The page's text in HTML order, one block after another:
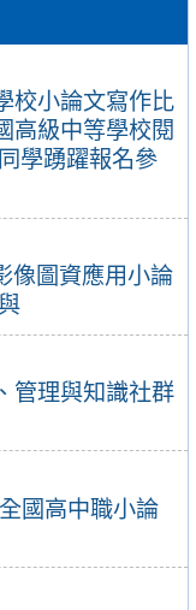
校小論文寫作比
高級中等學校閱
學踴躍報名參
像圖資應用小論
管理與知識社群
國高中職小論